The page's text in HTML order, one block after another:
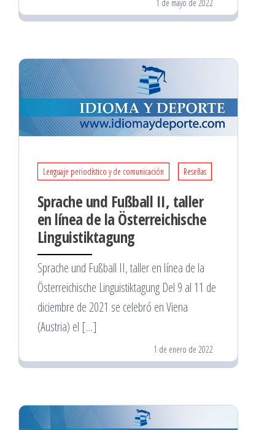
1 de mayo de 2022
Lenguaje periodístico y de comunicación Reseñas
Sprache und Fußball II, taller
en línea de la Österreichische
Linguistiktagung
Sprache und Fußball II, taller en línea de la
Österreichische Linguistiktagung Del 9 al 11 de
diciembre de 2021 se celebró en Viena
(Austria) el […]
1 de enero de 2022